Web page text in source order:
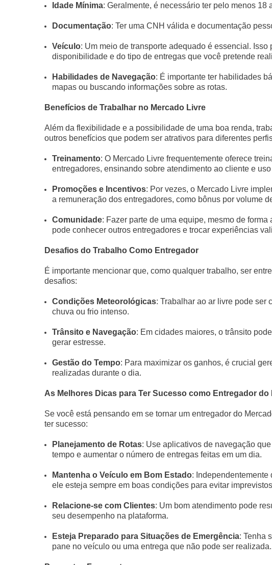
Idade Mínima: Geralmente, é necessário ter pelo menos 18
Documentação: Ter uma CNH válida e documentação
Veículo: Um meio de transporte adequado é essencial.
disponibilidade e do tipo de entregas que você pretende
Habilidades de Navegação: É importante ter habilidades
mapas ou buscando informações sobre as rotas.
Benefícios de Trabalhar no Mercado Livre
Além da flexibilidade e a possibilidade de uma boa renda,
outros benefícios que podem ser atrativos para diferentes
Treinamento: O Mercado Livre frequentemente oferece
entregadores, ensinando sobre atendimento ao cliente e
Promoções e Incentivos: Por vezes, o Mercado Livre
a remuneração dos entregadores, como bônus por volume
Comunidade: Fazer parte de uma equipe, mesmo de
pode conhecer outros entregadores e trocar experiências
Desafios do Trabalho Como Entregador
É importante mencionar que, como qualquer trabalho, ser
desafios:
Condições Meteorológicas: Trabalhar ao ar livre pode ser
chuva ou frio intenso.
Trânsito e Navegação: Em cidades maiores, o trânsito
gerar estresse.
Gestão do Tempo: Para maximizar os ganhos, é crucial
realizadas durante o dia.
As Melhores Dicas para Ter Sucesso como Entregador do
Se você está pensando em se tornar um entregador do
ter sucesso:
Planejamento de Rotas: Use aplicativos de navegação
tempo e aumentar o número de entregas feitas em um dia.
Mantenha o Veículo em Bom Estado: Independentemente
ele esteja sempre em boas condições para evitar
Relacione-se com Clientes: Um bom atendimento pode
seu desempenho na plataforma.
Esteja Preparado para Situações de Emergência: Tenha
pane no veículo ou uma entrega que não pode ser realizada.